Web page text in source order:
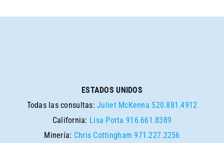
ESTADOS UNIDOS
Todas las consultas:Juliet McKenna 520.881.4912
California: Lisa Porta 916.661.8389
Minería: Chris Cottingham 971.227.2256